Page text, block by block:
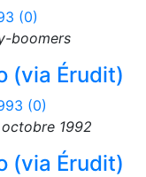
(0)
boomers
(via Érudit)
(0)
1992
(via Érudit)